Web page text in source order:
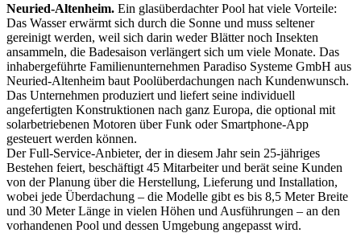
Neuried-Altenheim. Ein glasüberdachter Pool hat viele Vorteile:
Das Wasser erwärmt sich durch die Sonne und muss seltener
gereinigt werden, weil sich darin weder Blätter noch Insekten
ansammeln, die Badesaison verlängert sich um viele Monate. Das
inhabergeführte Familienunternehmen Paradiso Systeme GmbH aus
Neuried-Altenheim baut Poolüberdachungen nach Kundenwunsch.
Das Unternehmen produziert und liefert seine individuell
angefertigten Konstruktionen nach ganz Europa, die optional mit
solarbetriebenen Motoren über Funk oder Smartphone-App
gesteuert werden können.
Der Full-Service-Anbieter, der in diesem Jahr sein 25-jähriges
Bestehen feiert, beschäftigt 45 Mitarbeiter und berät seine Kunden
von der Planung über die Herstellung, Lieferung und Installation,
wobei jede Überdachung – die Modelle gibt es bis 8,5 Meter Breite
und 30 Meter Länge in vielen Höhen und Ausführungen – an den
vorhandenen Pool und dessen Umgebung angepasst wird.